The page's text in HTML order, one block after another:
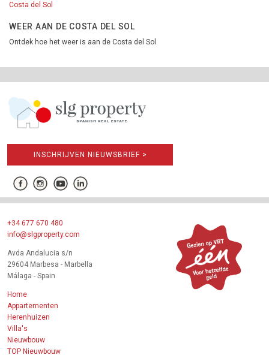
Costa del Sol
WEER AAN DE COSTA DEL SOL
Ontdek hoe het weer is aan de Costa del Sol
INSCHRIJVEN NIEUWSBRIEF >
+34 677 670 480
info@slgproperty.com
Avda Andalucia s/n
29604 Marbesa - Marbella
Málaga - Spain
Home
Appartementen
Herenhuizen
Villa's
Nieuwbouw
TOP Nieuwbouw